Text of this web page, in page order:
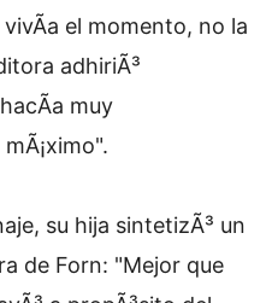
el momento, no la
adhiriÃ³
muy
su hija sintetizÃ³ un
de Forn: "Mejor que